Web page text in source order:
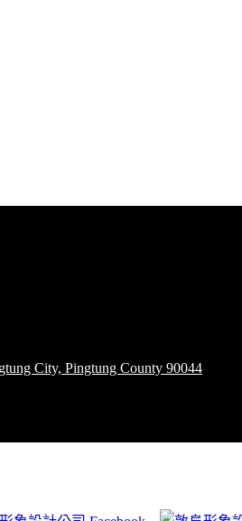
City, Pingtung County 90044